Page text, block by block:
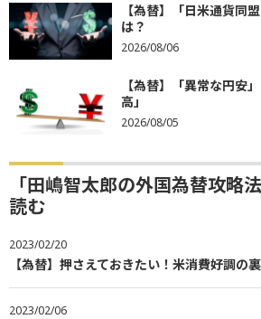
【為替】「日米通貨同
は？
2026/08/06
【為替】「異常な円安
高」
2026/08/05
「田嶋智太郎の外国為替攻略
読む
2023/02/20
【為替】押さえておきたい！米消費好調の
2023/02/06